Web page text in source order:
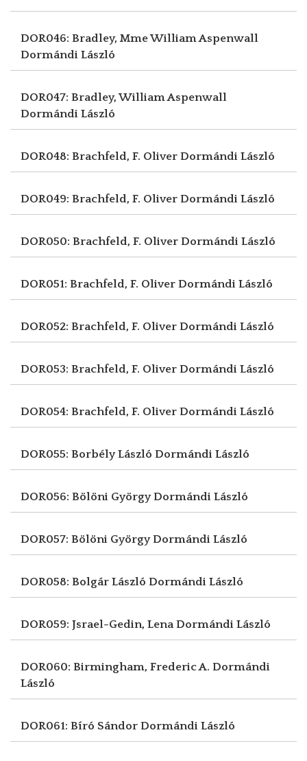
DOR046: Bradley, Mme William Aspenwall
Dormándi László
DOR047: Bradley, William Aspenwall
Dormándi László
DOR048: Brachfeld, F. Oliver Dormándi László
DOR049: Brachfeld, F. Oliver Dormándi László
DOR050: Brachfeld, F. Oliver Dormándi László
DOR051: Brachfeld, F. Oliver Dormándi László
DOR052: Brachfeld, F. Oliver Dormándi László
DOR053: Brachfeld, F. Oliver Dormándi László
DOR054: Brachfeld, F. Oliver Dormándi László
DOR055: Borbély László Dormándi László
DOR056: Bölöni GyörgyDormándi László
DOR057: Bölöni GyörgyDormándi László
DOR058: Bolgár László Dormándi László
DOR059: Jsrael-Gedin, LenaDormándi László
DOR060: Birmingham, Frederic A. Dormándi
László
DOR061: Bíró Sándor Dormándi László